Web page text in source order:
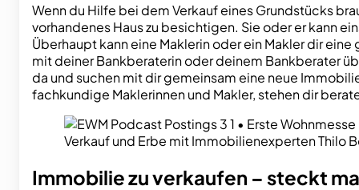
Wenn du Hilfe bei dem Verkauf eines Grundstücks
vorhandenes Haus zu besichtigen. Sie oder er kann
Überhaupt kann eine Maklerin oder ein Makler dir
mit deiner Bankberaterin oder deinem Bankberater
da und suchen mit dir gemeinsam eine neue
fachkundige Maklerinnen und Makler, stehen dir
Verkauf und Erbe mit Immobilienexperten Thilo
Immobilie zu verkaufen – steckt